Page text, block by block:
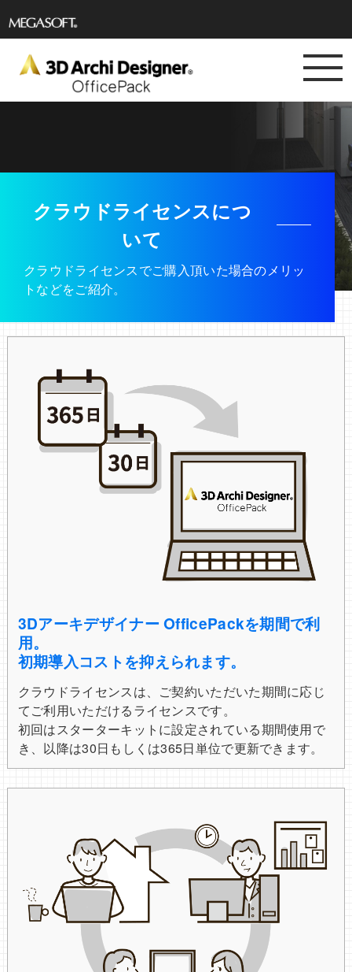
式会社
クラウドライセンスにつ
いて
クラウドライセンスでご購入頂いた場合のメリッ
トなどをご紹介。
3Dアーキデザイナー OfficePackを期間で利
用。
初期導入コストを抑えられます。
クラウドライセンスは、ご契約いただいた期間に応じ
てご利用いただけるライセンスです。
初回はスターターキットに設定されている期間使用で
き、以降は30日もしくは365日単位で更新できます。